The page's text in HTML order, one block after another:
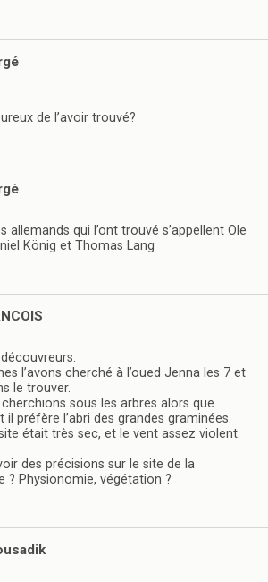
de l’avoir trouvé?
allemands qui l’ont trouvé s’appellent Ole
König et Thomas Lang
l’avons cherché à l’oued Jenna les 7 et
le trouver.
sous les arbres alors que
il préfère l’abri des grandes graminées.
était très sec, et le vent assez violent.
des précisions sur le site de la
? Physionomie, végétation ?